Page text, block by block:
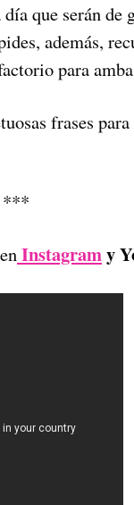
que serán de
además,
para
frases
***
Instagramy